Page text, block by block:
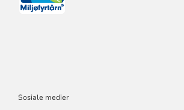
Sosiale medier